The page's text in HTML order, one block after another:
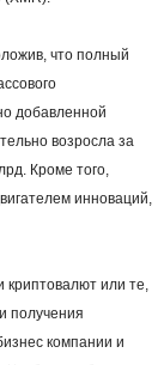
что полный
добавленной
возросла за
Кроме того,
инноваций,
или те,
получения
компании и